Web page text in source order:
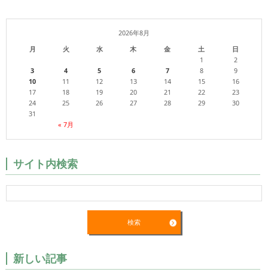
2026年8月
月
火 水 木 金 土 日
« 7月
1
2
3
4 5 6 7 8
9
10
11 12 13 14 15
16
17
18 19 20 21 22
23
24
25 26 27 28 29
30
31
サイト内検索
新しい記事